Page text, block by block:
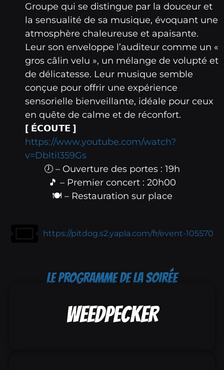
Groupe qui se distingue par la douceur et
la sensualité de sa musique, évoquant une
atmosphère chaleureuse et apaisante.
Leur son enveloppe l’auditeur comme un «
gros câlin velu », un mélange de volupté et
de délicatesse. Leur musique semble
conçue pour offrir une expérience
sensorielle bienveillante, idéale pour ceux
en quête de calme et de réconfort.
[ É𝗖𝗢𝗨𝗧𝗘 ]
https://www.youtube.com/watch?
v=DbltiI359Gs
🕖 – Ouverture des portes : 19h
🎵 – Premier concert : 20h00
🍽️ – Restauration sur place
https://pitdog.s2.yapla.com/fr/event-105570
LE PROGRAMME DE LA SOIRÉE
WEEDPECKER